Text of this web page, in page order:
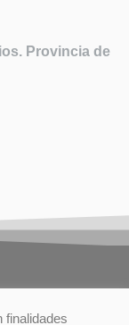
Provincia de
finalidades